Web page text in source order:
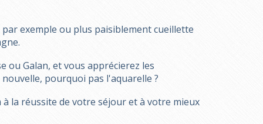
exemple ou plus paisiblement cueillette
ou Galan, et vous apprécierez les
pourquoi pas l'aquarelle ?
la réussite de votre séjour et à votre mieux